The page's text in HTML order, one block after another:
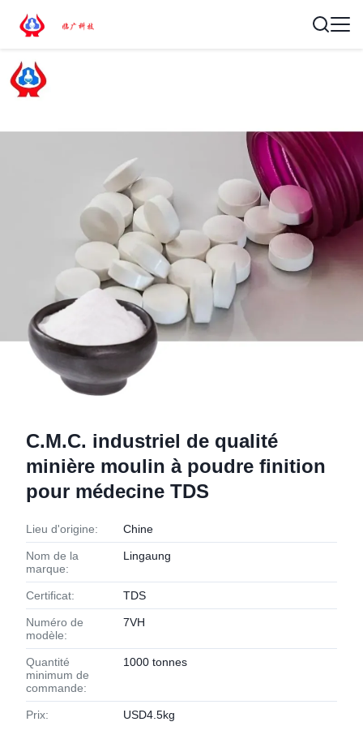
C.M.C. industriel de qualité
minière moulin à poudre finition
pour médecine TDS
Lieu d'origine: Chine
Nom de la
marque:
Lingaung
Certificat: TDS
Numéro de
modèle:
7VH
Quantité
minimum de
commande:
1000 tonnes
Prix: USD4.5kg